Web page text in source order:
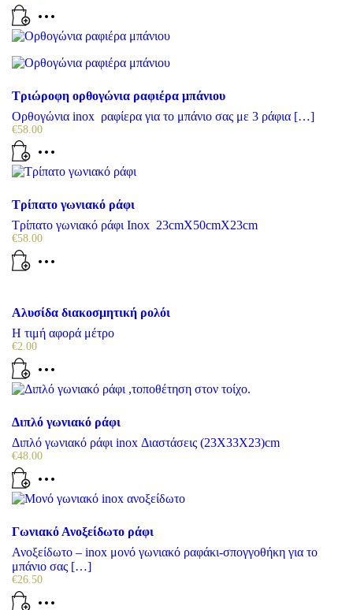
Τριώροφη ορθογώνια ραφιέρα μπάνιου
Ορθογώνια inox ραφίερα για το μπάνιο σας με 3 ράφια […]
€58.00
Τρίπατο γωνιακό ράφι
Τρίπατο γωνιακό ράφι Inox 23cmX50cmX23cm
€58.00
Αλυσίδα διακοσμητική ρολόι
Η τιμή αφορά μέτρο
€2.00
Διπλό γωνιακό ράφι
Διπλό γωνιακό ράφι inox Διαστάσεις (23X33X23)cm
€48.00
Γωνιακό Ανοξείδωτο ράφι
Ανοξείδωτο – inox μονό γωνιακό ραφάκι-σπογγοθήκη για το
μπάνιο σας […]
€26.50